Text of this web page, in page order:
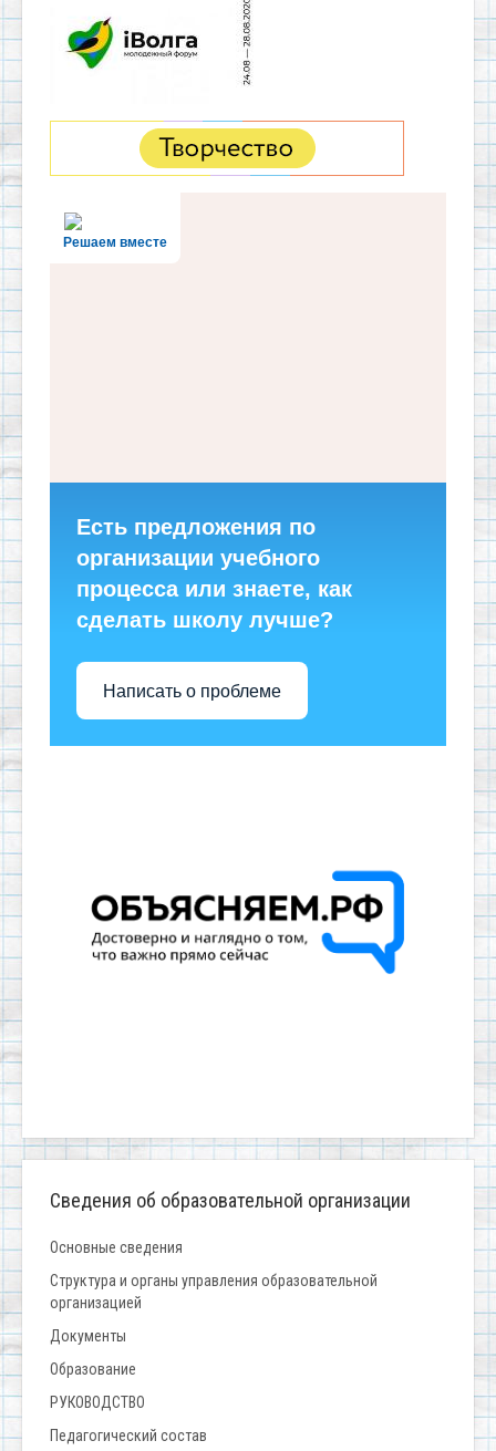
Решаем вместе
Есть предложения по
организации учебного
процесса или знаете, как
сделать школу лучше?
Написать о проблеме
Сведения об образовательной организации
Основные сведения
Структура и органы управления образовательной
организацией
Документы
Образование
РУКОВОДСТВО
Педагогический состав